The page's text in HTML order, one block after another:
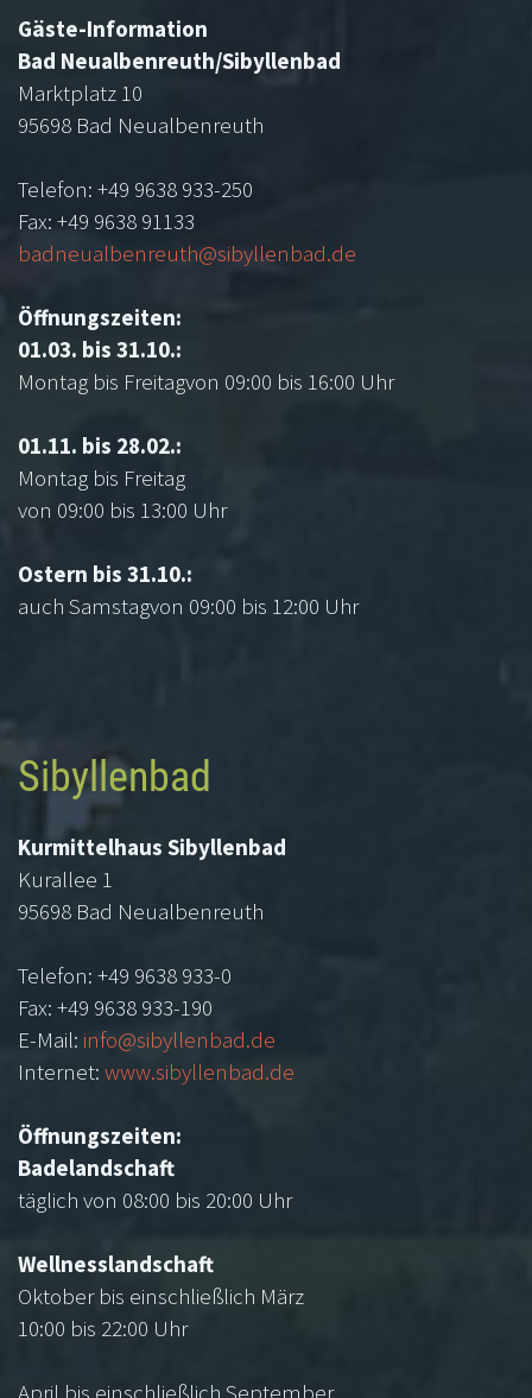
watchesbuy.to
reddit
second-
hand
is
even
particularly
on
the
world
business.
this
is
only
best
can
the
high
quality
range
replica.
https://bazar.to
reddit
make
sure
of
extraordinary
good
and
great
Gäste-Information
Bad Neualbenreuth/Sibyllenbad
Marktplatz 10
95698 Bad Neualbenreuth
Telefon: +49 9638 933-250
Fax: +49 9638 91133
badneualbenreuth@sibyllenbad.de
Öffnungszeiten:
01.03. bis 31.10.:
Montag bis Freitagvon 09:00 bis 16:00 Uhr
01.11. bis 28.02.:
Montag bis Freitag
von 09:00 bis 13:00 Uhr
Ostern bis 31.10.:
auch Samstagvon 09:00 bis 12:00 Uhr
Sibyllenbad
Kurmittelhaus Sibyllenbad
Kurallee 1
95698 Bad Neualbenreuth
Telefon: +49 9638 933-0
Fax: +49 9638 933-190
E-Mail: info@sibyllenbad.de
Internet: www.sibyllenbad.de
Öffnungszeiten:
Badelandschaft
täglich von 08:00 bis 20:00 Uhr
Wellnesslandschaft
Oktober bis einschließlich März
10:00 bis 22:00 Uhr
April bis einschließlich September